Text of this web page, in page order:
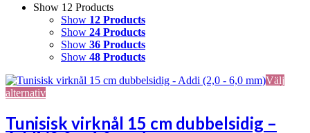
Show 12 Products
Show 12 Products
Show 24 Products
Show 36 Products
Show 48 Products
Välj
alternativDen
produkten
har
Tunisisk virknål 15 cm dubbelsidig –